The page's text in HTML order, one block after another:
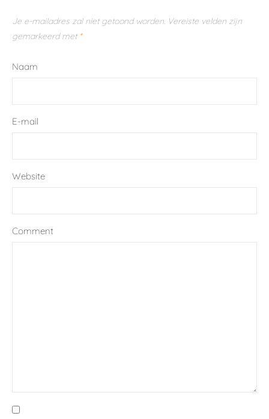
Je e-mailadres zal niet getoond worden. Vereiste velden zijn
gemarkeerd met *
Naam
E-mail
Website
Comment